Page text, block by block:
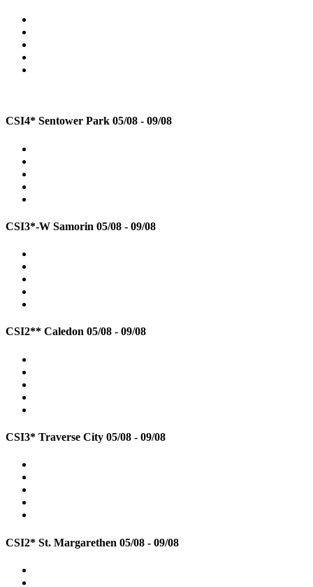
CSI4* Sentower Park 05/08 - 09/08
CSI3*-W Samorin 05/08 - 09/08
CSI2** Caledon 05/08 - 09/08
CSI3* Traverse City 05/08 - 09/08
CSI2* St. Margarethen 05/08 - 09/08